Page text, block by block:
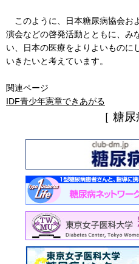
このように、日本糖尿病協会お
演会などの啓発活動とともに、み
い、日本の医療をよりよいものに
いきたいと考えています。
関連ページ
IDF青少年憲章できあがる
［ 糖